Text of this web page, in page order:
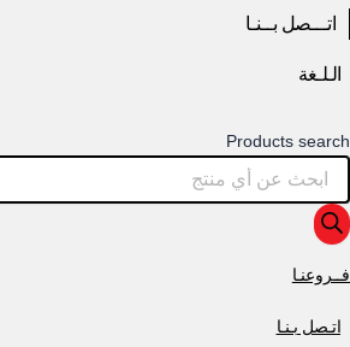
اتـــصل بــنـا
الـلـغة
Products search
فــروعنـا
اتـصل بـنـا